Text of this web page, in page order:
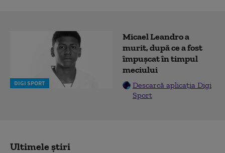
DIGI SPORT
Micael Leandro a
murit, după ce a fost
împușcat în timpul
meciului
Descarcă aplicația Digi
Sport
Ultimele știri